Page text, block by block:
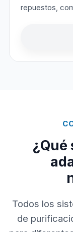
repuestos,
¿Qué
Todos los
de